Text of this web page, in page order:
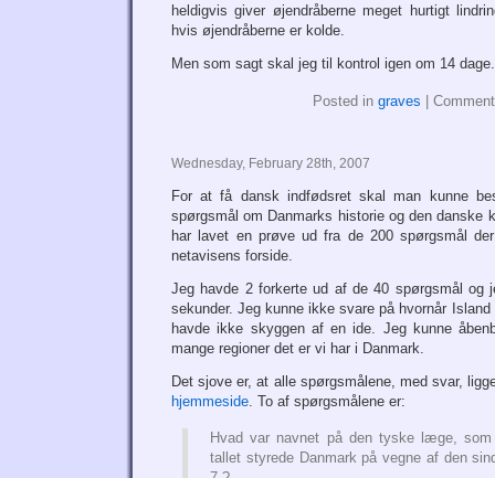
heldigvis giver øjendråberne meget hurtigt
hvis øjendråberne er kolde.
Men som sagt skal jeg til kontrol igen om 14 dage.
Posted in graves
Wednesday, February 28th, 2007
For at få dansk indfødsret skal man kunne
spørgsmål om Danmarks historie og den danske
har lavet en prøve ud fra de 200 spørgsmål
netavisens forside.
Jeg havde 2 forkerte ud af de 40 spørgsmål og
sekunder. Jeg kunne ikke svare på hvornår
havde ikke skyggen af en ide. Jeg kunne
mange regioner det er vi har i Danmark.
Det sjove er, at alle spørgsmålene, med svar,
hjemmeside. To af spørgsmålene er:
Hvad var navnet på den tyske læge,
tallet styrede Danmark på vegne af den